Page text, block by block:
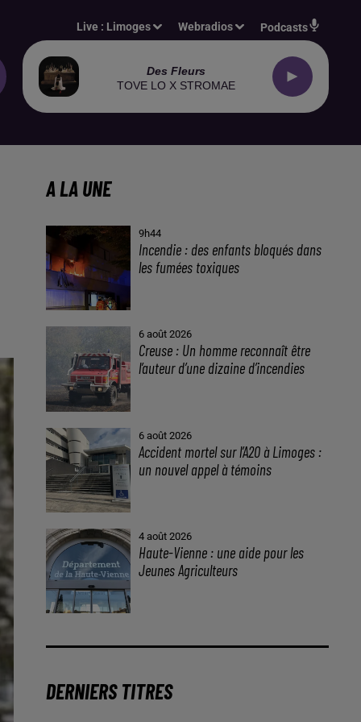
Live : Limoges Webradios Podcasts
Des Fleurs
TOVE LO X STROMAE
A LA UNE
9h44
Incendie : des enfants bloqués dans
les fumées toxiques
6 août 2026
Creuse : Un homme reconnaît être
l’auteur d’une dizaine d’incendies
6 août 2026
Accident mortel sur l’A20 à Limoges :
un nouvel appel à témoins
4 août 2026
Haute-Vienne : une aide pour les
Jeunes Agriculteurs
DERNIERS TITRES